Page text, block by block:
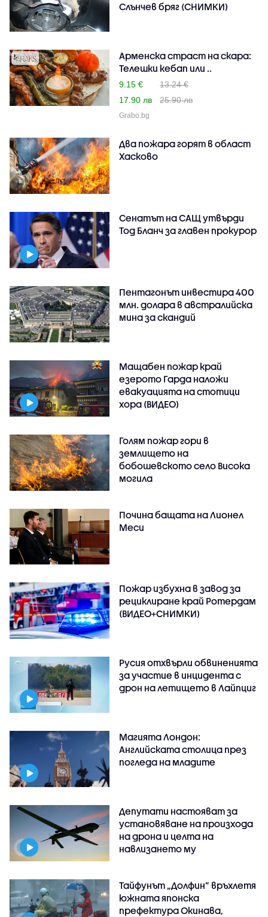
Слънчев бряг (СНИМКИ)
Арменска страст на скара:
Телешки кебап или ..
9.15 €
13.24 €
17.90 лв
25.90 лв
Grabo.bg
Два пожара горят в област
Хасково
Сенатът на САЩ утвърди
Тод Бланч за главен прокурор
Пентагонът инвестира 400
млн. долара в австралийска
мина за скандий
Мащабен пожар край
езерото Гарда наложи
евакуацията на стотици
хора (ВИДЕО)
Голям пожар гори в
землището на
бобошевското село Висока
могила
Почина бащата на Лионел
Меси
Пожар избухна в завод за
рециклиране край Ротердам
(ВИДЕО+СНИМКИ)
Русия отхвърли обвиненията
за участие в инцидента с
дрон на летището в Лайпциг
Магията Лондон:
Английската столица през
погледа на младите
Депутати настояват за
установяване на произхода
на дрона и целта на
навлизането му
Тайфунът „Долфин” връхлетя
южната японска
префектура Окинава,